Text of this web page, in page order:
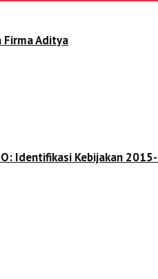
Firma Aditya
Identifikasi Kebijakan